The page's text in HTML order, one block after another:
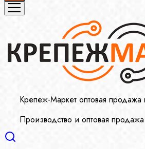
Крепеж-Маркет оптовая
Производство и оптовая